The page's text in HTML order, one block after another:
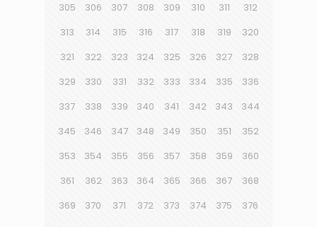
305
306 307 308 309 310 311
312
313
314 315 316 317 318 319
320
321
322 323 324 325 326 327
328
329
330 331 332 333 334 335
336
337
338 339 340 341 342 343
344
345
346 347 348 349 350 351
352
353
354 355 356 357 358 359
360
361
362 363 364 365 366 367
368
369
370 371 372 373 374 375
376